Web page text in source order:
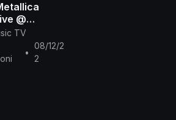
@
TV
•
08/12/2
2